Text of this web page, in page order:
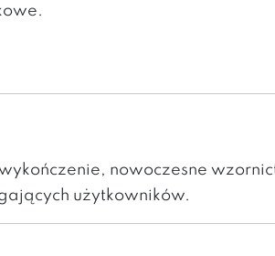
nowoczesne
użytkowników.